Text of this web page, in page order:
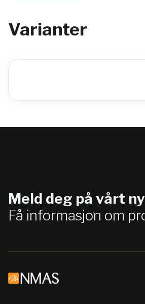
Varianter
Meld deg på vårt
Få informasjon om